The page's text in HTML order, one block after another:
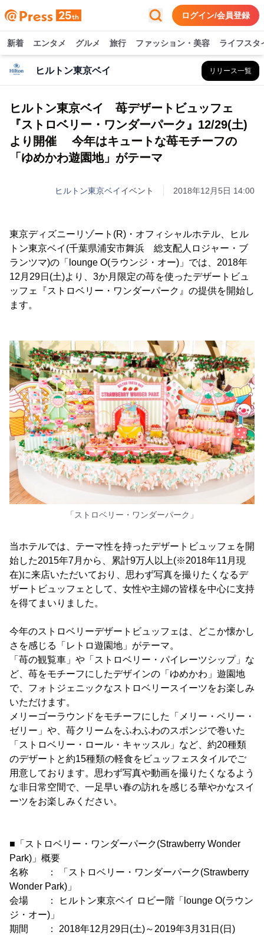
ログイン/会員登録
新着 エンタメ グルメ 旅行 ファッション・美容 ライフスタ
ヒルトン東京ベイ リリース一覧
ヒルトン東京ベイ 苺デザートビュッフェ
『ストロベリー・ワンダーパーク』12/29(土)
より開催 今年はキュートな苺モチーフの
「ゆめかわ遊園地」がテーマ
ヒルトン東京ベイイベント 2018年12月5日 14:00
東京ディズニーリゾート(R)・オフィシャルホテル、ヒル
トン東京ベイ(千葉県浦安市舞浜 総支配人ロジャー・ブ
ランツマ)の「lounge O(ラウンジ・オー)」では、2018年
12月29日(土)より、3か月限定の苺を使ったデザートビュ
ッフェ『ストロベリー・ワンダーパーク』の提供を開始し
ます。
「ストロベリー・ワンダーパーク」
当ホテルでは、テーマ性を持ったデザートビュッフェを開
始した2015年7月から、累計9万人以上(※2018年11月現
在)に来店いただいており、思わず写真を撮りたくなるデ
ザートビュッフェとして、女性や主婦の皆様を中心に支持
を得てまいりました。
今年のストロベリーデザートビュッフェは、どこか懐かし
さを感じる「レトロ遊園地」がテーマ。
「苺の観覧車」や「ストロベリー・パイレーツシップ」な
ど、苺をモチーフにしたデザインの「ゆめかわ」遊園地
で、フォトジェニックなストロベリースイーツをお楽しみ
いただけます。
メリーゴーラウンドをモチーフにした「メリー・ベリー・
ゼリー」や、苺クリームをふわふわのスポンジで巻いた
「ストロベリー・ロール・キャッスル」など、約20種類
のデザートと約15種類の軽食をビュッフェスタイルでご
用意しております。思わず写真や動画を撮りたくなるよう
な非日常空間で、一足早い春の訪れを感じる華やかなスイ
ーツをお楽しみください。
■「ストロベリー・ワンダーパーク(Strawberry Wonder
Park)」概要
名称 ： 「ストロベリー・ワンダーパーク(Strawberry
Wonder Park)」
会場 ： ヒルトン東京ベイ ロビー階「lounge O(ラウン
ジ・オー)」
期間 ： 2018年12月29日(土)～2019年3月31日(日)